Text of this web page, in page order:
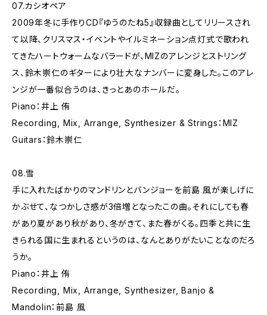
07.カシオペア
2009年冬に手作りCD『ゆうのたね5』収録曲としてリリースされ
て以降、クリスマス・イベントやイルミネーション点灯式で歌われ
てきたハートウォームなバラードが、MIZのアレンジとストリング
ス、鈴木崇仁のギターにより壮大なナンバーに変身した。このアレ
ンジが一番似合うのは、きっとあのホールだ。
Piano：井上 侑
Recording, Mix, Arrange, Synthesizer & Strings：MIZ
Guitars：鈴木崇仁
08.雪
手に入れたばかりのマンドリンとバンジョーを前島 風が楽しげに
かぶせて、なつかしさ感が3倍増となったこの曲。それにしても春
があり夏があり秋があり、冬がきて、また春がくる。四季と共に生
きられる国に生まれるというのは、なんとありがたいことなのだろ
うか。
Piano：井上 侑
Recording, Mix, Arrange, Synthesizer, Banjo &
Mandolin：前島 風